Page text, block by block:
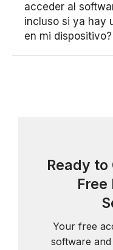
acceder al
incluso si ya hay
en mi dispositivo?
Ready
Your free
software